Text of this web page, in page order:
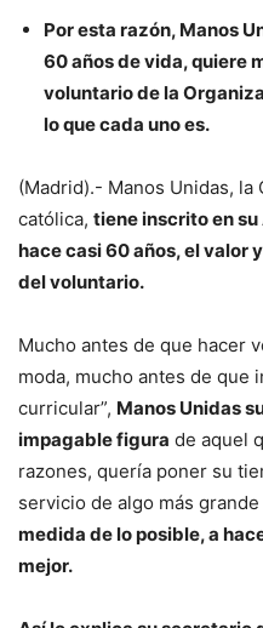
Por esta razón, Manos
60 años de vida, quiere
voluntario de la
lo que cada uno es.
(Madrid).- Manos Unidas, la
católica, tiene inscrito en su
hace casi 60 años, el valor
del voluntario.
Mucho antes de que hacer
moda, mucho antes de que
curricular”, Manos Unidas
impagable figura de aquel
razones, quería poner su
servicio de algo más
medida de lo posible, a
mejor.